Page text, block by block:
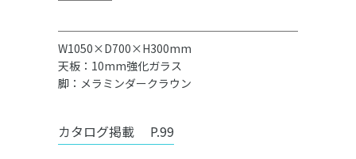
W1050×D700×H300mm
天板：10mm強化ガラス
脚：メラミンダークラウン
カタログ掲載 P.99